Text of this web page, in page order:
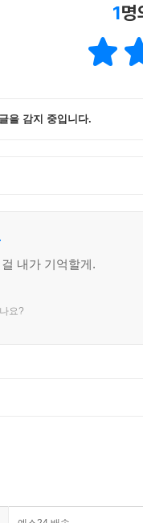
도 돼요.
.
요.
그림책 작가 어이빈드
에서 오빠를 건지는
1명
을 감지 중입니다.
내가 기억할게.
요?